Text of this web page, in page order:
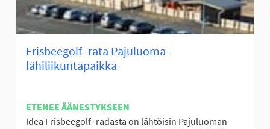
Frisbeegolf -rata Pajuluoma -
lähiliikuntapaikka
ETENEE ÄÄNESTYKSEEN
Idea Frisbeegolf -radasta on lähtöisin Pajuluoman